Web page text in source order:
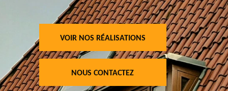
VOIR NOS RÉALISATIONS
NOUS CONTACTEZ